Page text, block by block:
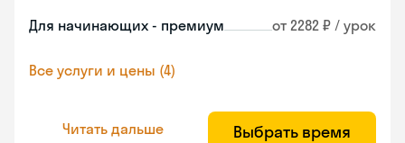
Для начинающих - премиум от 2282 ₽ / урок
Все услуги и цены (4)
Читать дальше Выбрать время